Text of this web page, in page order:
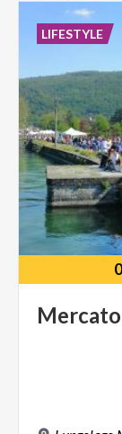
Mercato
LIFESTYLE